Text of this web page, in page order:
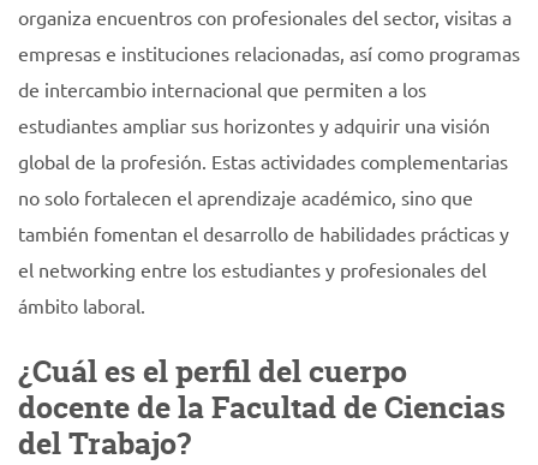
organiza encuentros con profesionales del sector, visitas a
empresas e instituciones relacionadas, así como programas
de intercambio internacional que permiten a los
estudiantes ampliar sus horizontes y adquirir una visión
global de la profesión. Estas actividades complementarias
no solo fortalecen el aprendizaje académico, sino que
también fomentan el desarrollo de habilidades prácticas y
el networking entre los estudiantes y profesionales del
ámbito laboral.
¿Cuál es el perfil del cuerpo
docente de la Facultad de Ciencias
del Trabajo?